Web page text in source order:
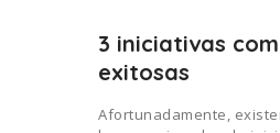
3 iniciativas
exitosas
Afortunadamente,